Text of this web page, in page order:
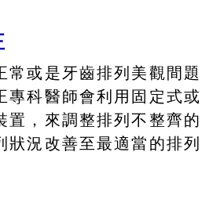
常或是牙齒排列美觀間題
專科醫師會利用固定式或
置，來調整排列不整齊的
狀況改善至最適當的排列